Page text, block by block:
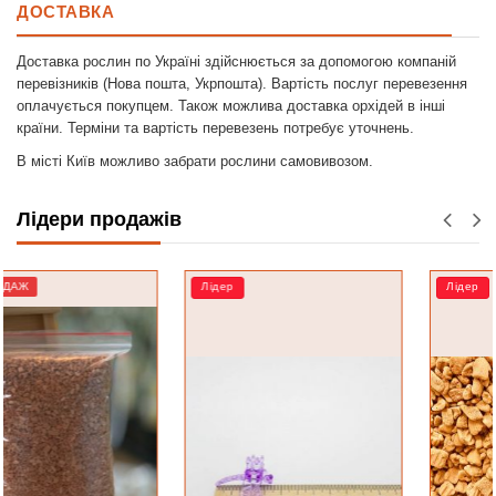
ДОСТАВКА
Доставка рослин по Україні здійснюється за допомогою компаній
перевізників (Нова пошта, Укрпошта). Вартість послуг перевезення
оплачується покупцем. Також можлива доставка орхідей в інші
країни. Терміни та вартість перевезень потребує уточнень.
В місті Київ можливо забрати рослини самовивозом.
Лідери продажів